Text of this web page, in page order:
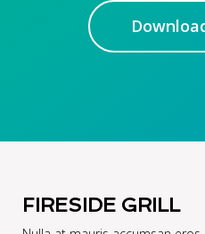
FIRESIDE GRILL